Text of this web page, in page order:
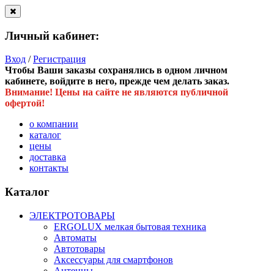
Личный кабинет:
Вход /Регистрация
Чтобы Ваши заказы сохранялись в одном личном
кабинете, войдите в него, прежде чем делать заказ.
Внимание! Цены на сайте не являются публичной
офертой!
о компании
каталог
цены
доставка
контакты
Каталог
ЭЛЕКТРОТОВАРЫ
ERGOLUX мелкая бытовая техника
Автоматы
Автотовары
Аксессуары для смартфонов